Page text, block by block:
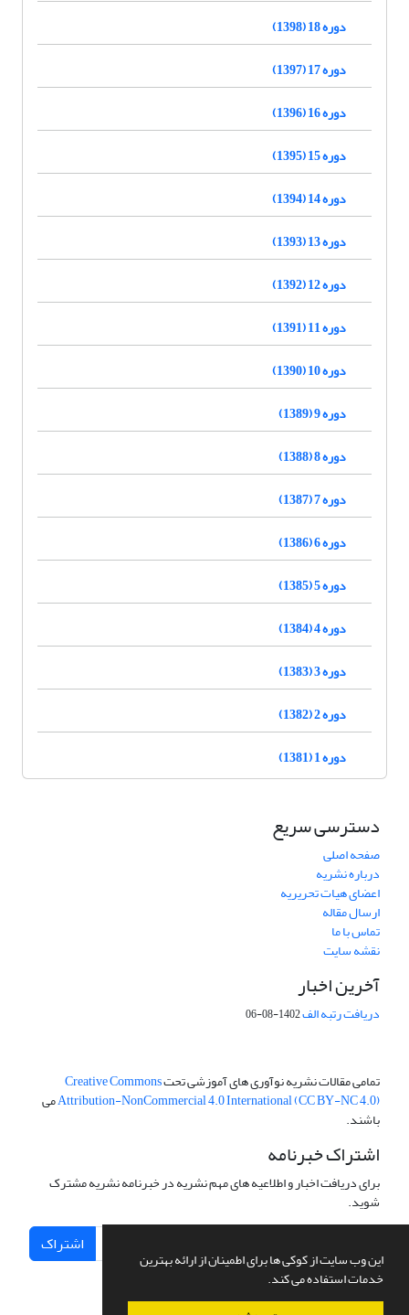
این وب سایت از کوکی ها برای اطمینان از ارائه بهترین
خدمات استفاده می کند.
دوره 18 (1398)
دوره 17 (1397)
دوره 16 (1396)
دوره 15 (1395)
دوره 14 (1394)
دوره 13 (1393)
دوره 12 (1392)
دوره 11 (1391)
دوره 10 (1390)
دوره 9 (1389)
دوره 8 (1388)
دوره 7 (1387)
دوره 6 (1386)
دوره 5 (1385)
دوره 4 (1384)
دوره 3 (1383)
دوره 2 (1382)
دوره 1 (1381)
دسترسی سریع
صفحه اصلی
درباره نشریه
اعضای هیات تحریریه
ارسال مقاله
تماس با ما
نقشه سایت
آخرین اخبار
دریافت رتبه الف1402-08-06
تمامی مقالات نشریه نوآوری های آموزشی تحتCreative Commons
Attribution-NonCommercial 4.0 International (CC BY-NC 4.0)می
باشند.
اشتراک خبرنامه
برای دریافت اخبار و اطلاعیه های مهم نشریه در خبرنامه نشریه مشترک
شوید.
اشتراک